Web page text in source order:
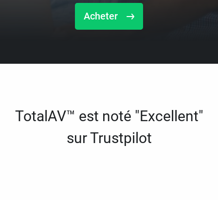
Acheter
TotalAV™ est noté "Excellent"
sur Trustpilot